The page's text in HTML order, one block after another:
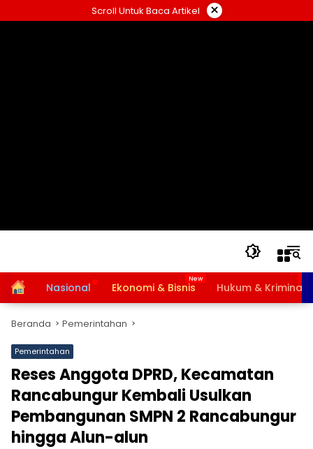
ke
Scroll Untuk Baca Artikel ×
HomeNasional Ekonomi & Bisnis Hukum & Kriminal
Beranda Pemerintahan
Pemerintahan
Reses Anggota DPRD, Kecamatan
Rancabungur Kembali Usulkan
Pembangunan SMPN 2 Rancabungur
hingga Alun-alun